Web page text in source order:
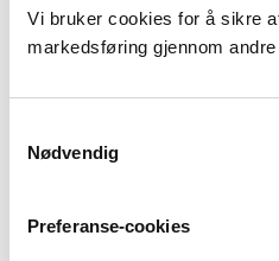
Vi bruker cookies for å sikre
markedsføring gjennom
Nødvendig
Preferanse-cookies